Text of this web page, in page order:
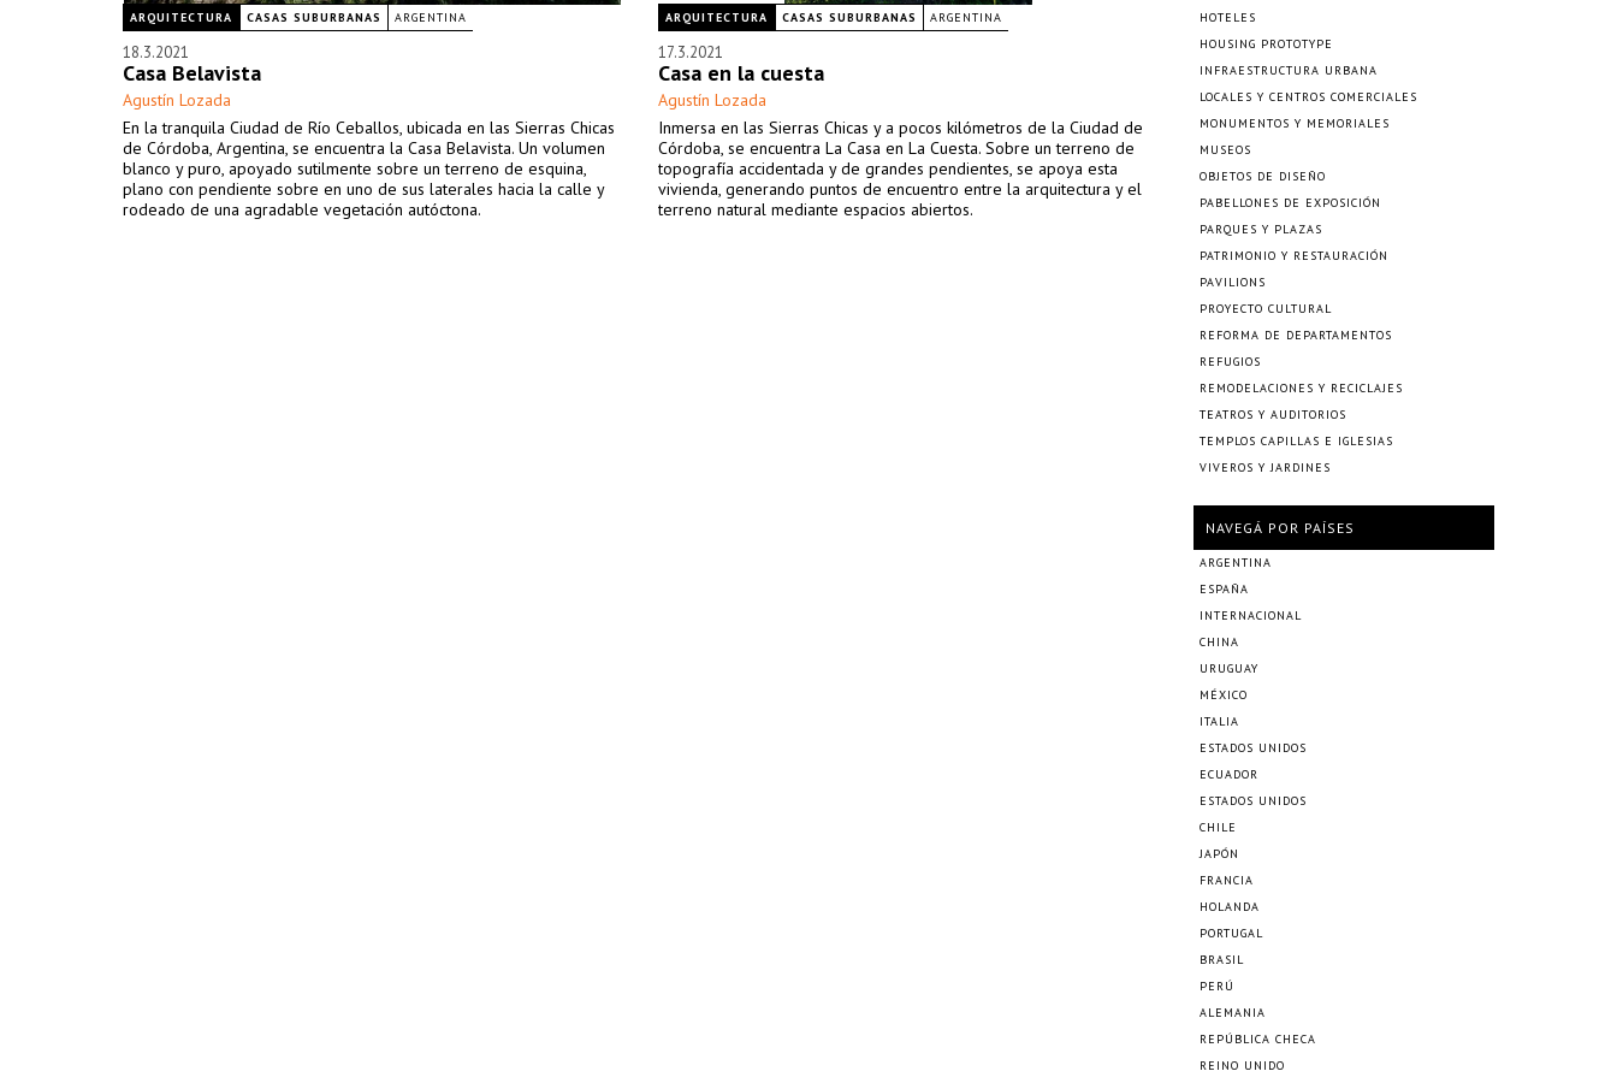
ARQUITECTURA CASAS SUBURBANAS ARGENTINA
18.3.2021
Casa Belavista
Agustín Lozada
En la tranquila Ciudad de Río Ceballos, ubicada en las Sierras Chicas
de Córdoba, Argentina, se encuentra la Casa Belavista. Un volumen
blanco y puro, apoyado sutilmente sobre un terreno de esquina,
plano con pendiente sobre en uno de sus laterales hacia la calle y
rodeado de una agradable vegetación autóctona.
ARQUITECTURA CASAS SUBURBANAS ARGENTINA
17.3.2021
Casa en la cuesta
Agustín Lozada
Inmersa en las Sierras Chicas y a pocos kilómetros de la Ciudad de
Córdoba, se encuentra La Casa en La Cuesta. Sobre un terreno de
topografía accidentada y de grandes pendientes, se apoya esta
vivienda, generando puntos de encuentro entre la arquitectura y el
terreno natural mediante espacios abiertos.
HOTELES
HOUSING PROTOTYPE
INFRAESTRUCTURA URBANA
LOCALES Y CENTROS COMERCIALES
MONUMENTOS Y MEMORIALES
MUSEOS
OBJETOS DE DISEÑO
PABELLONES DE EXPOSICIÓN
PARQUES Y PLAZAS
PATRIMONIO Y RESTAURACIÓN
PAVILIONS
PROYECTO CULTURAL
REFORMA DE DEPARTAMENTOS
REFUGIOS
REMODELACIONES Y RECICLAJES
TEATROS Y AUDITORIOS
TEMPLOS CAPILLAS E IGLESIAS
VIVEROS Y JARDINES
NAVEGÁ POR PAÍSES
ARGENTINA
ESPAÑA
INTERNACIONAL
CHINA
URUGUAY
MÉXICO
ITALIA
ESTADOS UNIDOS
ECUADOR
ESTADOS UNIDOS
CHILE
JAPÓN
FRANCIA
HOLANDA
PORTUGAL
BRASIL
PERÚ
ALEMANIA
REPÚBLICA CHECA
REINO UNIDO